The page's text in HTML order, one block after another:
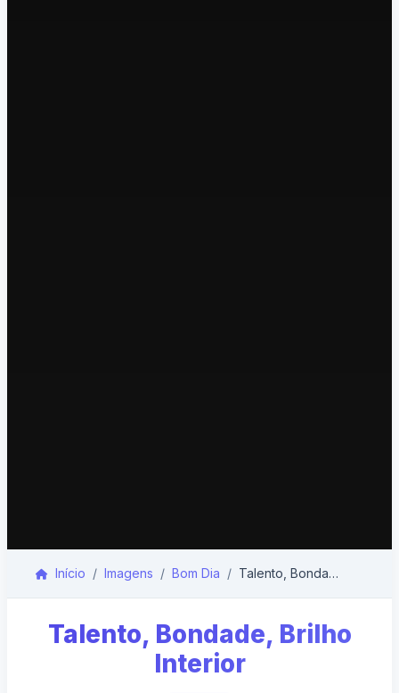
Início Imagens Bom Dia Talento, Bondade, Brilho Interior
Talento, Bondade, Brilho
Interior